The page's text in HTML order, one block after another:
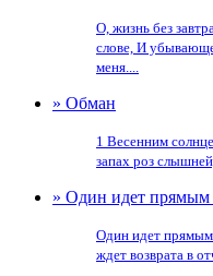
О, жизнь без
слове, И
меня....
» Обман
1 Весенним
запах роз
» Один идет прямым
Один идет
ждет возврата в